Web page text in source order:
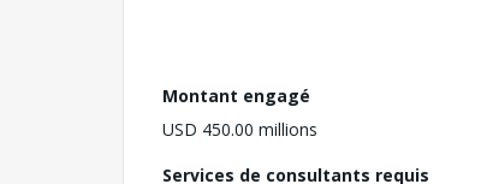
Montant engagé
USD 450.00 millions
Services de consultants requis